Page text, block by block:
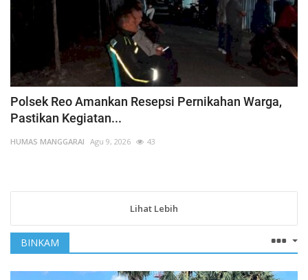
Polsek Reo Amankan Resepsi Pernikahan Warga,
Pastikan Kegiatan...
HUMAS MANGGARAI Agu 9, 2026 43
Lihat Lebih
BINKAM